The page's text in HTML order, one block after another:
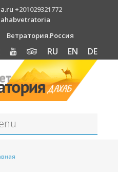
+201029321772
Ветратория.Россия
RU EN DE